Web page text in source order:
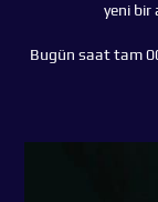
yeni bir
Bugün saat tam